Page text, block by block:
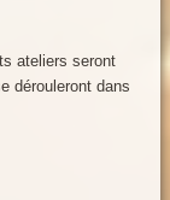
ateliers seront
dérouleront dans